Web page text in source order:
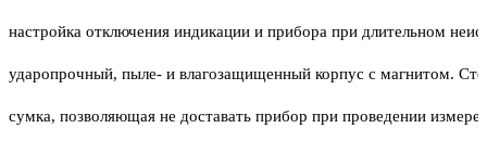
настройка отключения индикации и прибора при длительном
ударопрочный, пыле- и влагозащищенный корпус с магнитом.
сумка, позволяющая не доставать прибор при проведении